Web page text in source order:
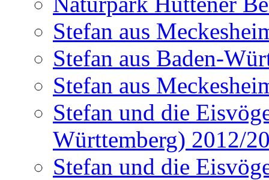
Stefan aus
Stefan aus Baden-
Stefan aus
Stefan und die
Württemberg) 2012/
Stefan und die